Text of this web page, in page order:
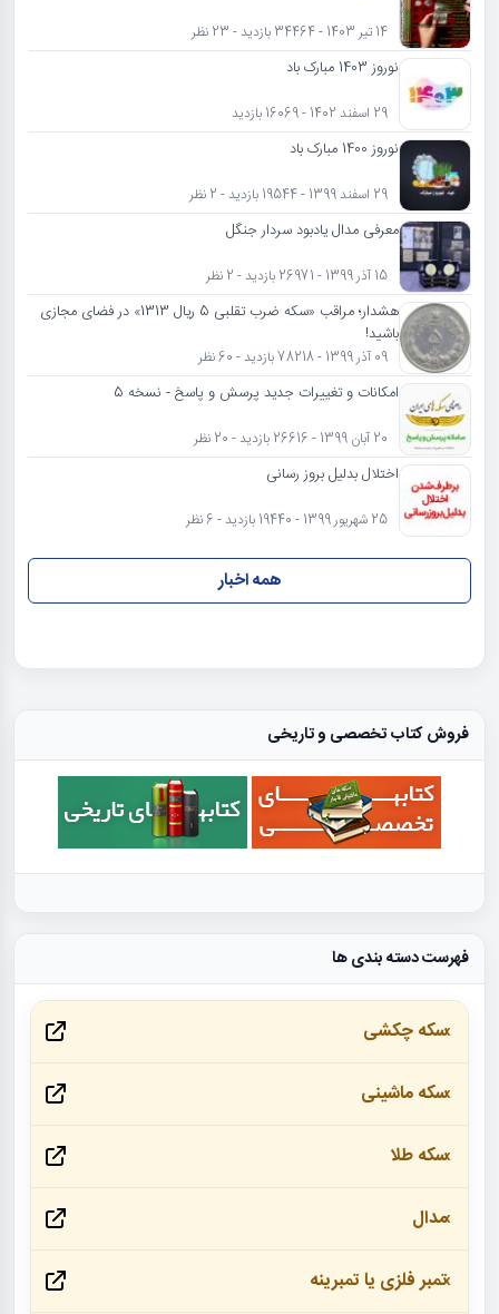
14 تیر 1403 - 34464 بازدید - 23 نظر
نوروز 1403 مبارک باد
29 اسفند 1402 - 16069 بازدید
نوروز 1400 مبارک باد
29 اسفند 1399 - 19544 بازدید - 2 نظر
معرفی مدال یادبود سردار جنگل
15 آذر 1399 - 26971 بازدید - 2 نظر
هشدار؛ مراقب «سکه ضرب تقلبی 5 ریال 1313» در فضای مجازی
باشید!
09 آذر 1399 - 78218 بازدید - 60 نظر
امکانات و تغییرات جدید پرسش و پاسخ - نسخه 5
20 آبان 1399 - 26616 بازدید - 20 نظر
اختلال بدلیل بروز رسانی
25 شهریور 1399 - 19440 بازدید - 6 نظر
همه اخبار
فروش کتاب تخصصی و تاریخی
فهرست دسته بندی ها
سکه چکشی
سکه ماشینی
سکه طلا
مدال
تمبر فلزی یا تمبرینه